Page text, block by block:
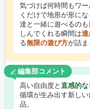
気づけば何時間もワ
くだけで地形が形にな
達と一緒に遊べるの
しんでくれる瞬間は
る無限の遊び方が詰ま
編集部コメント
高い自由度と直感的
循環が生み出す新し
品。